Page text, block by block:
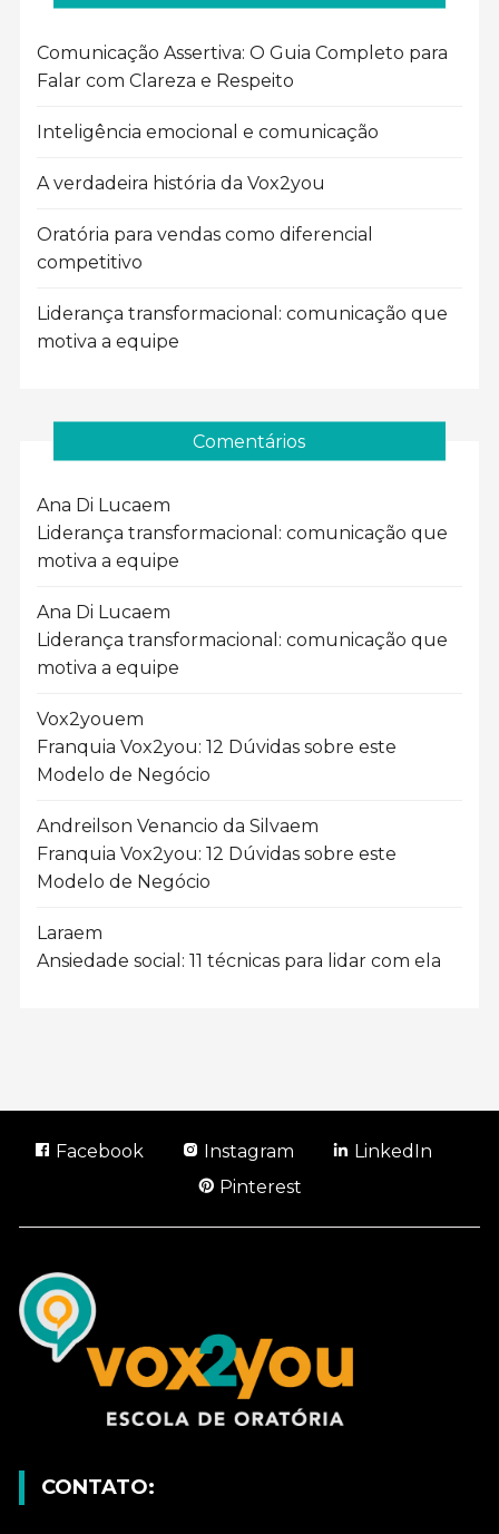
Comunicação Assertiva: O Guia Completo para
Falar com Clareza e Respeito
Inteligência emocional e comunicação
A verdadeira história da Vox2you
Oratória para vendas como diferencial
competitivo
Liderança transformacional: comunicação que
motiva a equipe
Comentários
Ana Di Lucaem
Liderança transformacional: comunicação que
motiva a equipe
Ana Di Lucaem
Liderança transformacional: comunicação que
motiva a equipe
Vox2youem
Franquia Vox2you: 12 Dúvidas sobre este
Modelo de Negócio
Andreilson Venancio da Silvaem
Franquia Vox2you: 12 Dúvidas sobre este
Modelo de Negócio
Laraem
Ansiedade social: 11 técnicas para lidar com ela
Facebook Instagram
LinkedIn
Pinterest
CONTATO: